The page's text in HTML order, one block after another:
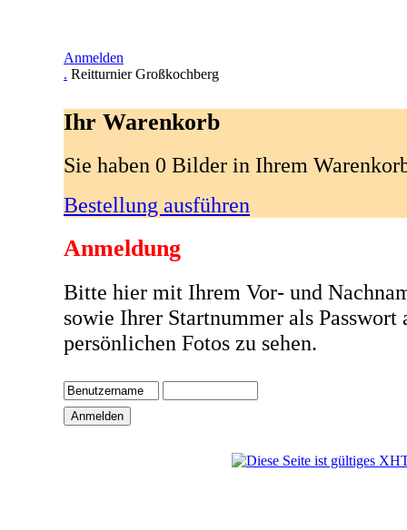
Anmelden
. Reitturnier Großkochberg
Ihr Warenkorb
Sie haben 0 Bilder in Ihrem
Bestellung ausführen
Anmeldung
Bitte hier mit Ihrem Vor- und
sowie Ihrer Startnummer als Passwort
persönlichen Fotos zu sehen.